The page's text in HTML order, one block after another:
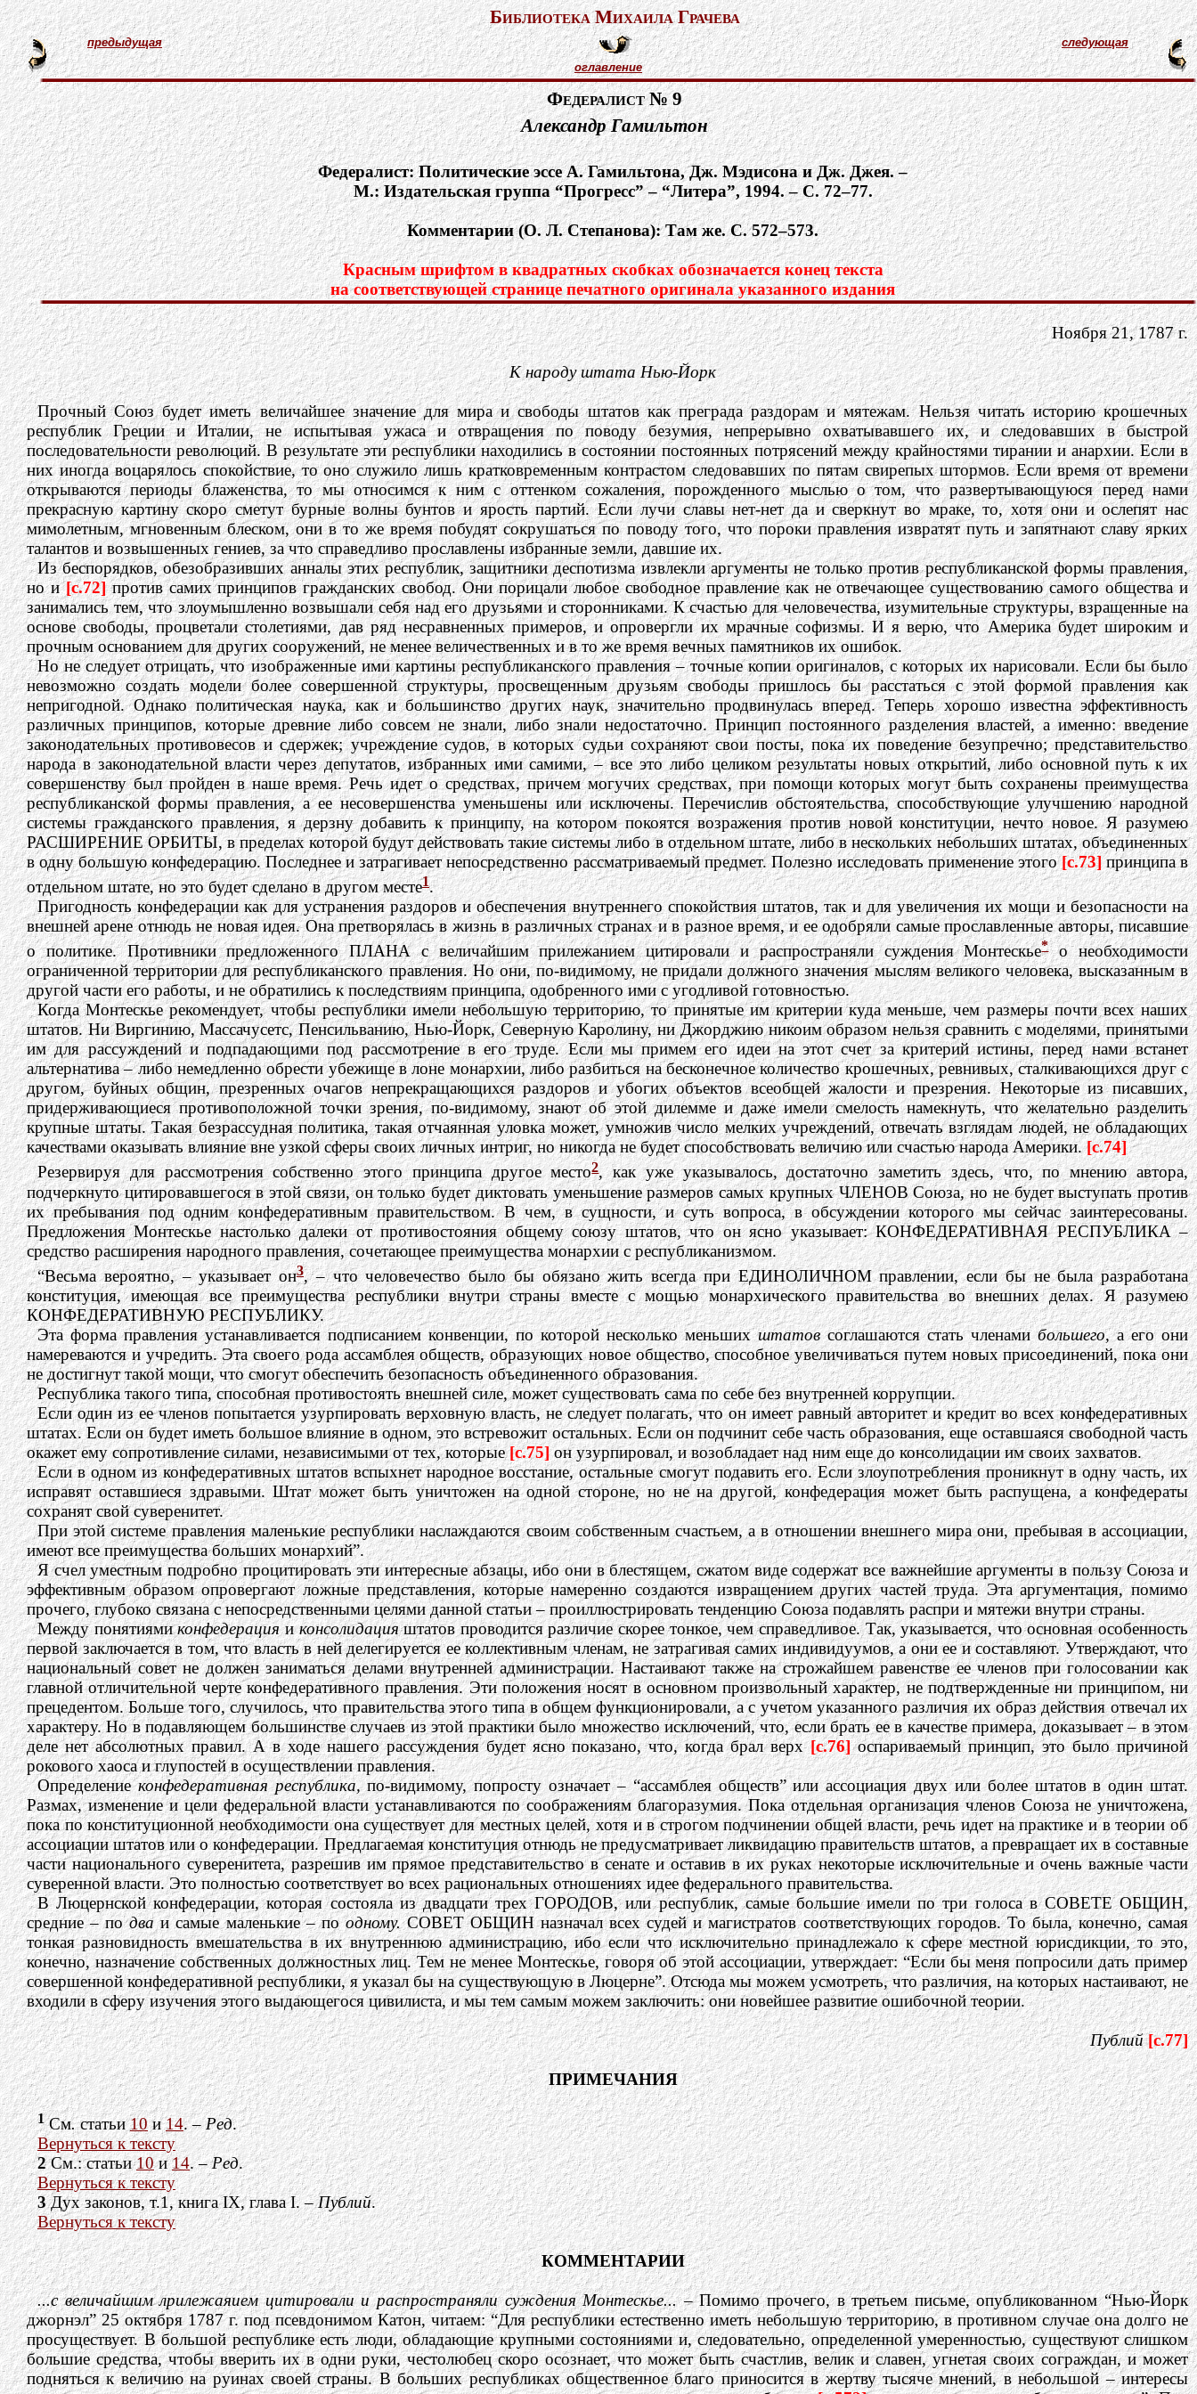
Библиотека Михаила Грачева
предыдущая
следующая
оглавление
Федералист № 9
Александр Гамильтон
Федералист: Политические эссе А. Гамильтона, Дж. Мэдисона и Дж. Джея. –
М.: Издательская группа “Прогресс” – “Литера”, 1994. – С. 72–77.
Комментарии (О. Л. Степанова): Там же. С. 572–573.
Красным шрифтом в квадратных скобках обозначается конец текста
на соответствующей странице печатного оригинала указанного издания
Ноября 21, 1787 г.
К народу штата Нью-Йорк
Прочный Союз будет иметь величайшее значение для мира и свободы штатов как преграда раздорам и мятежам. Нельзя читать историю крошечных
республик Греции и Италии, не испытывая ужаса и отвращения по поводу безумия, непрерывно охватывавшего их, и следовавших в быстрой
последовательности революций. В результате эти республики находились в состоянии постоянных потрясений между крайностями тирании и анархии. Если в
них иногда воцарялось спокойствие, то оно служило лишь кратковременным контрастом следовавших по пятам свирепых штормов. Если время от времени
открываются периоды блаженства, то мы относимся к ним с оттенком сожаления, порожденного мыслью о том, что развертывающуюся перед нами
прекрасную картину скоро сметут бурные волны бунтов и ярость партий. Если лучи славы нет-нет да и сверкнут во мраке, то, хотя они и ослепят нас
мимолетным, мгновенным блеском, они в то же время побудят сокрушаться по поводу того, что пороки правления извратят путь и запятнают славу ярких
талантов и возвышенных гениев, за что справедливо прославлены избранные земли, давшие их.
Из беспорядков, обезобразивших анналы этих республик, защитники деспотизма извлекли аргументы не только против республиканской формы правления,
но и[c.72]против самих принципов гражданских свобод. Они порицали любое свободное правление как не отвечающее существованию самого общества и
занимались тем, что злоумышленно возвышали себя над его друзьями и сторонниками. К счастью для человечества, изумительные структуры, взращенные на
основе свободы, процветали столетиями, дав ряд несравненных примеров, и опровергли их мрачные софизмы. И я верю, что Америка будет широким и
прочным основанием для других сооружений, не менее величественных и в то же время вечных памятников их ошибок.
Но не следует отрицать, что изображенные ими картины республиканского правления – точные копии оригиналов, с которых их нарисовали. Если бы было
невозможно создать модели более совершенной структуры, просвещенным друзьям свободы пришлось бы расстаться с этой формой правления как
непригодной. Однако политическая наука, как и большинство других наук, значительно продвинулась вперед. Теперь хорошо известна эффективность
различных принципов, которые древние либо совсем не знали, либо знали недостаточно. Принцип постоянного разделения властей, а именно: введение
законодательных противовесов и сдержек; учреждение судов, в которых судьи сохраняют свои посты, пока их поведение безупречно; представительство
народа в законодательной власти через депутатов, избранных ими самими, – все это либо целиком результаты новых открытий, либо основной путь к их
совершенству был пройден в наше время. Речь идет о средствах, причем могучих средствах, при помощи которых могут быть сохранены преимущества
республиканской формы правления, а ее несовершенства уменьшены или исключены. Перечислив обстоятельства, способствующие улучшению народной
системы гражданского правления, я дерзну добавить к принципу, на котором покоятся возражения против новой конституции, нечто новое. Я разумею
РАСШИРЕНИЕ ОРБИТЫ, в пределах которой будут действовать такие системы либо в отдельном штате, либо в нескольких небольших штатах, объединенных
в одну большую конфедерацию. Последнее и затрагивает непосредственно рассматриваемый предмет. Полезно исследовать применение этого[c.73]принципа в
отдельном штате, но это будет сделано в другом месте1.
Пригодность конфедерации как для устранения раздоров и обеспечения внутреннего спокойствия штатов, так и для увеличения их мощи и безопасности на
внешней арене отнюдь не новая идея. Она претворялась в жизнь в различных странах и в разное время, и ее одобряли самые прославленные авторы, писавшие
о политике. Противники предложенного ПЛАНА с величайшим прилежанием цитировали и распространяли суждения Монтескье*о необходимости
ограниченной территории для республиканского правления. Но они, по-видимому, не придали должного значения мыслям великого человека, высказанным в
другой части его работы, и не обратились к последствиям принципа, одобренного ими с угодливой готовностью.
Когда Монтескье рекомендует, чтобы республики имели небольшую территорию, то принятые им критерии куда меньше, чем размеры почти всех наших
штатов. Ни Виргинию, Массачусетс, Пенсильванию, Нью-Йорк, Северную Каролину, ни Джорджию никоим образом нельзя сравнить с моделями, принятыми
им для рассуждений и подпадающими под рассмотрение в его труде. Если мы примем его идеи на этот счет за критерий истины, перед нами встанет
альтернатива – либо немедленно обрести убежище в лоне монархии, либо разбиться на бесконечное количество крошечных, ревнивых, сталкивающихся друг с
другом, буйных общин, презренных очагов непрекращающихся раздоров и убогих объектов всеобщей жалости и презрения. Некоторые из писавших,
придерживающиеся противоположной точки зрения, по-видимому, знают об этой дилемме и даже имели смелость намекнуть, что желательно разделить
крупные штаты. Такая безрассудная политика, такая отчаянная уловка может, умножив число мелких учреждений, отвечать взглядам людей, не обладающих
качествами оказывать влияние вне узкой сферы своих личных интриг, но никогда не будет способствовать величию или счастью народа Америки.[c.74]
Резервируя для рассмотрения собственно этого принципа другое место2, как уже указывалось, достаточно заметить здесь, что, по мнению автора,
подчеркнуто цитировавшегося в этой связи, он только будет диктовать уменьшение размеров самых крупных ЧЛЕНОВ Союза, но не будет выступать против
их пребывания под одним конфедеративным правительством. В чем, в сущности, и суть вопроса, в обсуждении которого мы сейчас заинтересованы.
Предложения Монтескье настолько далеки от противостояния общему союзу штатов, что он ясно указывает: КОНФЕДЕРАТИВНАЯ РЕСПУБЛИКА –
средство расширения народного правления, сочетающее преимущества монархии с республиканизмом.
“Весьма вероятно, – указывает он3, – что человечество было бы обязано жить всегда при ЕДИНОЛИЧНОМ правлении, если бы не была разработана
конституция, имеющая все преимущества республики внутри страны вместе с мощью монархического правительства во внешних делах. Я разумею
КОНФЕДЕРАТИВНУЮ РЕСПУБЛИКУ.
Эта форма правления устанавливается подписанием конвенции, по которой несколько меньшихштатовсоглашаются стать членамибольшего,а его они
намереваются и учредить. Эта своего рода ассамблея обществ, образующих новое общество, способное увеличиваться путем новых присоединений, пока они
не достигнут такой мощи, что смогут обеспечить безопасность объединенного образования.
Республика такого типа, способная противостоять внешней силе, может существовать сама по себе без внутренней коррупции.
Если один из ее членов попытается узурпировать верховную власть, не следует полагать, что он имеет равный авторитет и кредит во всех конфедеративных
штатах. Если он будет иметь большое влияние в одном, это встревожит остальных. Если он подчинит себе часть образования, еще оставшаяся свободной часть
окажет ему сопротивление силами, независимыми от тех, которые[c.75]он узурпировал, и возобладает над ним еще до консолидации им своих захватов.
Если в одном из конфедеративных штатов вспыхнет народное восстание, остальные смогут подавить его. Если злоупотребления проникнут в одну часть, их
исправят оставшиеся здравыми. Штат может быть уничтожен на одной стороне, но не на другой, конфедерация может быть распущена, а конфедераты
сохранят свой суверенитет.
При этой системе правления маленькие республики наслаждаются своим собственным счастьем, а в отношении внешнего мира они, пребывая в ассоциации,
имеют все преимущества больших монархий”.
Я счел уместным подробно процитировать эти интересные абзацы, ибо они в блестящем, сжатом виде содержат все важнейшие аргументы в пользу Союза и
эффективным образом опровергают ложные представления, которые намеренно создаются извращением других частей труда. Эта аргументация, помимо
прочего, глубоко связана с непосредственными целями данной статьи – проиллюстрировать тенденцию Союза подавлять распри и мятежи внутри страны.
Между понятиямиконфедерацияиконсолидацияштатов проводится различие скорее тонкое, чем справедливое. Так, указывается, что основная особенность
первой заключается в том, что власть в ней делегируется ее коллективным членам, не затрагивая самих индивидуумов, а они ее и составляют. Утверждают, что
национальный совет не должен заниматься делами внутренней администрации. Настаивают также на строжайшем равенстве ее членов при голосовании как
главной отличительной черте конфедеративного правления. Эти положения носят в основном произвольный характер, не подтвержденные ни принципом, ни
прецедентом. Больше того, случилось, что правительства этого типа в общем функционировали, а с учетом указанного различия их образ действия отвечал их
характеру. Но в подавляющем большинстве случаев из этой практики было множество исключений, что, если брать ее в качестве примера, доказывает – в этом
деле нет абсолютных правил. А в ходе нашего рассуждения будет ясно показано, что, когда брал верх[c.76]оспариваемый принцип, это было причиной
рокового хаоса и глупостей в осуществлении правления.
Определениеконфедеративная республика,по-видимому, попросту означает – “ассамблея обществ” или ассоциация двух или более штатов в один штат.
Размах, изменение и цели федеральной власти устанавливаются по соображениям благоразумия. Пока отдельная организация членов Союза не уничтожена,
пока по конституционной необходимости она существует для местных целей, хотя и в строгом подчинении общей власти, речь идет на практике и в теории об
ассоциации штатов или о конфедерации. Предлагаемая конституция отнюдь не предусматривает ликвидацию правительств штатов, а превращает их в составные
части национального суверенитета, разрешив им прямое представительство в сенате и оставив в их руках некоторые исключительные и очень важные части
суверенной власти. Это полностью соответствует во всех рациональных отношениях идее федерального правительства.
В Люцернской конфедерации, которая состояла из двадцати трех ГОРОДОВ, или республик, самые большие имели по три голоса в СОВЕТЕ ОБЩИН,
средние – подваи самые маленькие – поодному.СОВЕТ ОБЩИН назначал всех судей и магистратов соответствующих городов. То была, конечно, самая
тонкая разновидность вмешательства в их внутреннюю администрацию, ибо если что исключительно принадлежало к сфере местной юрисдикции, то это,
конечно, назначение собственных должностных лиц. Тем не менее Монтескье, говоря об этой ассоциации, утверждает: “Если бы меня попросили дать пример
совершенной конфедеративной республики, я указал бы на существующую в Люцерне”. Отсюда мы можем усмотреть, что различия, на которых настаивают, не
входили в сферу изучения этого выдающегося цивилиста, и мы тем самым можем заключить: они новейшее развитие ошибочной теории.
Публий [c.77]
ПРИМЕЧАНИЯ
1 См.статьи10и14. –Peд.
Вернуться к тексту
2См.: статьи10и14. –Peд.
Вернуться к тексту
3Дух законов, т.1, книга IX, глава I. –Публий.
Вернуться к тексту
КОММЕНТАРИИ
...с величайшим лрилежаяием цитировали и распространяли суждения Монтескье... –Помимо прочего, в третьем письме, опубликованном “Нью-Йорк
джорнэл” 25 октября 1787 г. под псевдонимом Катон, читаем: “Для республики естественно иметь небольшую территорию, в противном случае она долго не
просуществует. В большой республике есть люди, обладающие крупными состояниями и, следовательно, определенной умеренностью, существуют слишком
большие средства, чтобы вверить их в одни руки, честолюбец скоро осознает, что может быть счастлив, велик и славен, угнетая своих сограждан, и может
подняться к величию на руинах своей страны. В больших республиках общественное благо приносится в жертву тысяче мнений, в небольшой – интересы